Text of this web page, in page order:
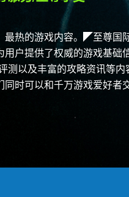
最热的游戏内容。◤至尊国
户提供了权威的游戏基础
测以及丰富的攻略资讯等内
时可以和千万游戏爱好者